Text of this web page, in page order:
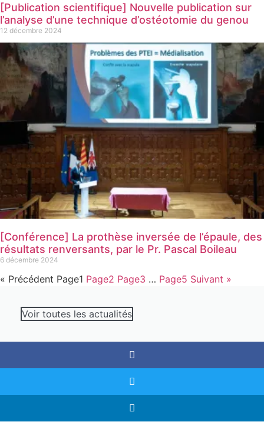
[Publication scientifique] Nouvelle publication sur
l’analyse d’une technique d’ostéotomie du genou
12 décembre 2024
[Conférence] La prothèse inversée de l’épaule, des
résultats renversants, par le Pr. Pascal Boileau
6 décembre 2024
« Précédent Page1 Page2 Page3 … Page5 Suivant »
Voir toutes les actualités